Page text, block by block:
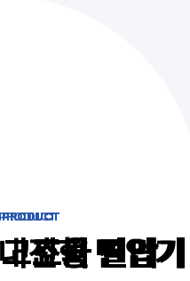
진형 변압기
PRODUCT
고효율 변압기
PRODUCT
고조파 필터
PRODUCT
고조파 진단